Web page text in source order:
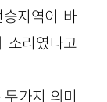
지역이 바
소리였다고
두가지 의미